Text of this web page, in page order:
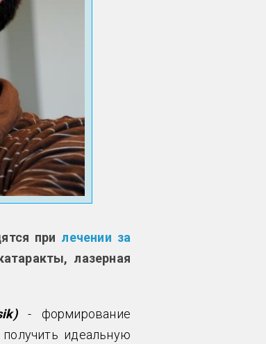
при лечении за
лазерная
- формирование
идеальную